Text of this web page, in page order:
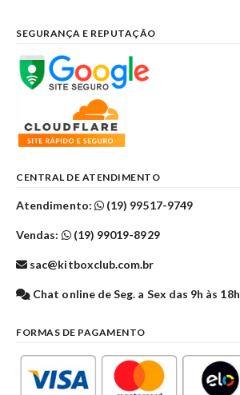
SEGURANÇA E REPUTAÇÃO
CENTRAL DE ATENDIMENTO
Atendimento: (19) 99517-9749
Vendas: (19) 99019-8929
sac@kitboxclub.com.br
Chat online de Seg. a Sex das 9h às 18h
FORMAS DE PAGAMENTO